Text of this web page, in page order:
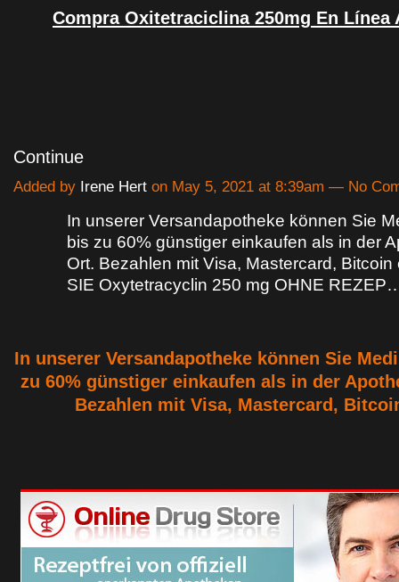
Compra Oxitetraciclina 250mg En
Continue
Added by Irene Hert on May 5, 2021 at 8:39am — No
In unserer Versandapotheke können Sie
bis zu 60% günstiger einkaufen als in der
Ort. Bezahlen mit Visa, Mastercard, Bitcoin
SIE Oxytetracyclin 250 mg OHNE
In unserer Versandapotheke können Sie
zu 60% günstiger einkaufen als in der
Bezahlen mit Visa, Mastercard,